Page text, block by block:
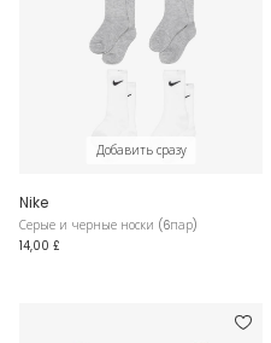
Добавить сразу
Nike
Серые и черные носки (6пар)
14,00 £